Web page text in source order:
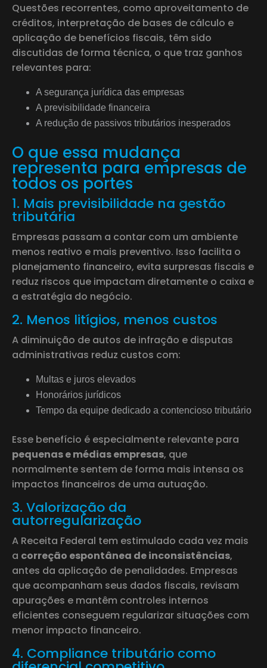
Questões recorrentes, como aproveitamento de
créditos, interpretação de bases de cálculo e
aplicação de benefícios fiscais, têm sido
discutidas de forma técnica, o que traz ganhos
relevantes para:
A segurança jurídica das empresas
A previsibilidade financeira
A redução de passivos tributários inesperados
O que essa mudança
representa para empresas de
todos os portes
1. Mais previsibilidade na gestão
tributária
Empresas passam a contar com um ambiente
menos reativo e mais preventivo. Isso facilita o
planejamento financeiro, evita surpresas fiscais e
reduz riscos que impactam diretamente o caixa e
a estratégia do negócio.
2. Menos litígios, menos custos
A diminuição de autos de infração e disputas
administrativas reduz custos com:
Multas e juros elevados
Honorários jurídicos
Tempo da equipe dedicado a contencioso tributário
Esse benefício é especialmente relevante para
pequenas e médias empresas, que
normalmente sentem de forma mais intensa os
impactos financeiros de uma autuação.
3. Valorização da
autorregularização
A Receita Federal tem estimulado cada vez mais
a correção espontânea de inconsistências,
antes da aplicação de penalidades. Empresas
que acompanham seus dados fiscais, revisam
apurações e mantêm controles internos
eficientes conseguem regularizar situações com
menor impacto financeiro.
4. Compliance tributário como